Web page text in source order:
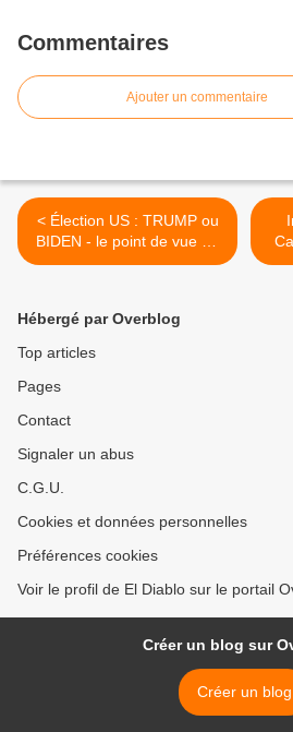
Commentaires
Ajouter un commentaire
< Élection US : TRUMP ou
BIDEN - le point de vue de
Jean BRICMONT
Hébergé par Overblog
Top articles
Pages
Contact
Signaler un abus
C.G.U.
Cookies et données personnelles
Préférences cookies
Voir le profil de El Diablo sur le portail
Créer un blog sur
Créer un blog